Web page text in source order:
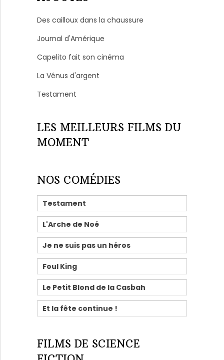
Des cailloux dans la chaussure
Journal d'Amérique
Capelito fait son cinéma
La Vénus d'argent
Testament
LES MEILLEURS FILMS DU
MOMENT
NOS COMÉDIES
Testament
L'Arche de Noé
Je ne suis pas un héros
Foul King
Le Petit Blond de la Casbah
Et la fête continue !
FILMS DE SCIENCE